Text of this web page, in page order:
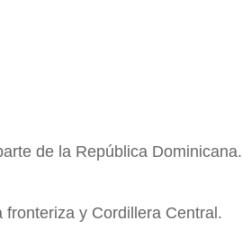
de la República Dominicana.
y Cordillera Central.